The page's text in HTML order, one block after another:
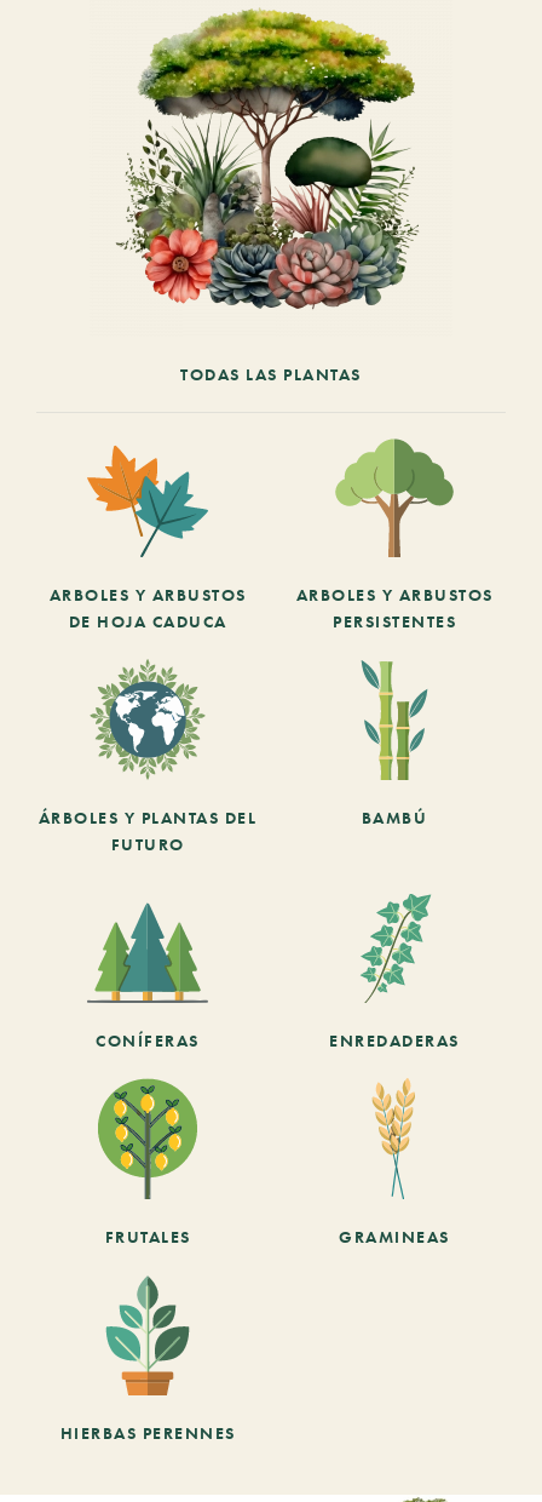
TODAS LAS PLANTAS
ARBOLES Y ARBUSTOS
DE HOJA CADUCA
ARBOLES Y ARBUSTOS
PERSISTENTES
ÁRBOLES Y PLANTAS DEL
FUTURO
BAMBÚ
CONÍFERAS ENREDADERAS
FRUTALES GRAMINEAS
HIERBAS PERENNES